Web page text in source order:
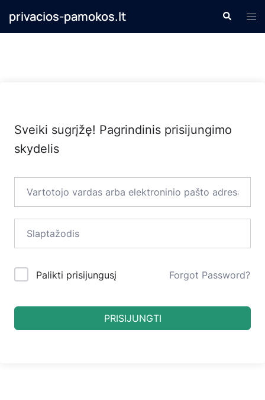
privacios-pamokos.lt Search
Sveiki sugrįžę! Pagrindinis prisijungimo
skydelis
Palikti prisijungusį Forgot Password?
PRISIJUNGTI